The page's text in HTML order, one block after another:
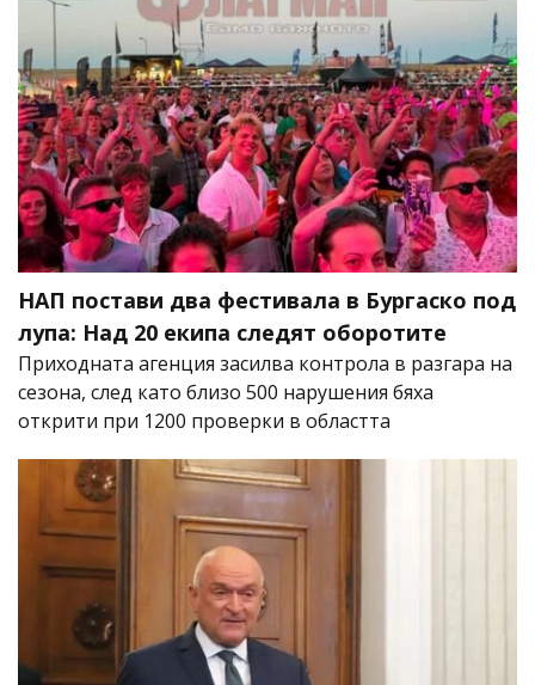
НАП постави два фестивала в Бургаско под
лупа: Над 20 екипа следят оборотите
Приходната агенция засилва контрола в разгара на
сезона, след като близо 500 нарушения бяха
открити при 1200 проверки в областта